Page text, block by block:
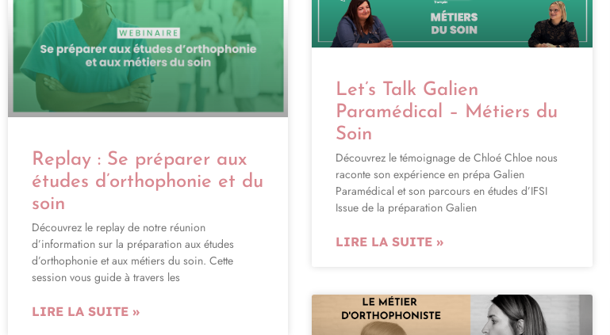
Replay : Se préparer aux
études d’orthophonie et du
soin
Découvrez le replay de notre réunion
d’information sur la préparation aux études
d’orthophonie et aux métiers du soin. Cette
session vous guide à travers les
LIRE LA SUITE »
Let’s Talk Galien
Paramédical – Métiers du
Soin
Découvrez le témoignage de Chloé Chloe nous
raconte son expérience en prépa Galien
Paramédical et son parcours en études d’IFSI
Issue de la préparation Galien
LIRE LA SUITE »